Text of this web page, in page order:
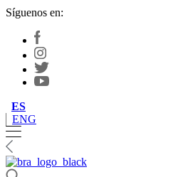
Síguenos en:
ES
ENG